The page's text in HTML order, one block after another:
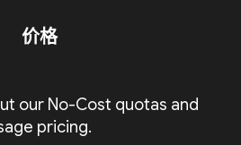
价格
our No-Cost quotas and
pricing.